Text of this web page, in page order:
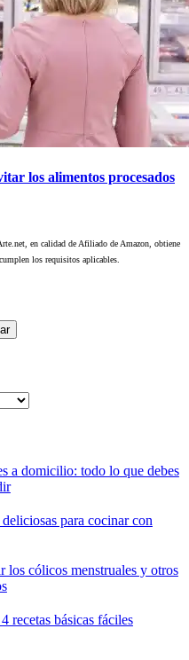
los alimentos procesados
en calidad de Afiliado de Amazon, obtiene
los requisitos aplicables.
a domicilio: todo lo que debes
para cocinar con
los cólicos menstruales y otros
recetas básicas fáciles